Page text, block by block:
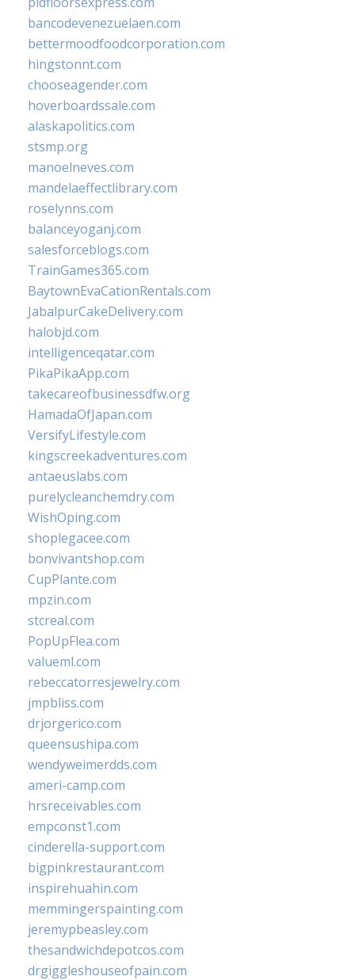
bancodevenezuelaen.com
bettermoodfoodcorporation.com
hingstonnt.com
chooseagender.com
hoverboardssale.com
alaskapolitics.com
stsmp.org
manoelneves.com
mandelaeffectlibrary.com
roselynns.com
balanceyoganj.com
salesforceblogs.com
TrainGames365.com
BaytownEvaCationRentals.com
JabalpurCakeDelivery.com
halobjd.com
intelligenceqatar.com
PikaPikaApp.com
takecareofbusinessdfw.org
HamadaOfJapan.com
VersifyLifestyle.com
kingscreekadventures.com
antaeuslabs.com
purelycleanchemdry.com
WishOping.com
shoplegacee.com
bonvivantshop.com
CupPlante.com
mpzin.com
stcreal.com
PopUpFlea.com
valueml.com
rebeccatorresjewelry.com
jmpbliss.com
drjorgerico.com
queensushipa.com
wendyweimerdds.com
ameri-camp.com
hrsreceivables.com
empconst1.com
cinderella-support.com
bigpinkrestaurant.com
inspirehuahin.com
memmingerspainting.com
jeremypbeasley.com
thesandwichdepotcos.com
drgiggleshouseofpain.com